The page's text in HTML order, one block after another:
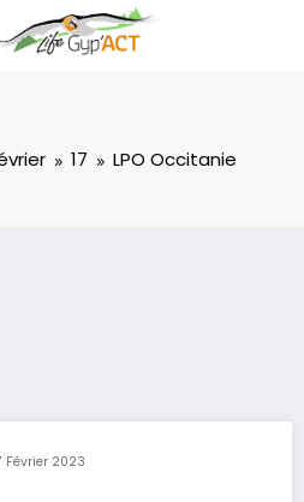
17 LPO Occitanie
Février 2023